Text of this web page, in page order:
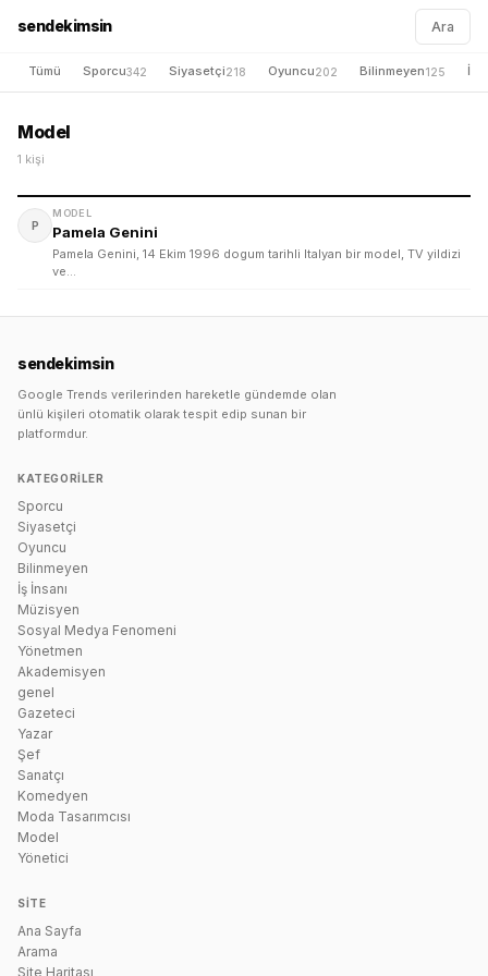
sendekimsin Ara
Tümü Sporcu342 Siyasetçi218 Oyuncu202 Bilinmeyen125 İş
Model
1 kişi
P
MODEL
Pamela Genini
Pamela Genini, 14 Ekim 1996 dogum tarihli Italyan bir model, TV yildizi
ve…
sendekimsin
Google Trends verilerinden hareketle gündemde olan
ünlü kişileri otomatik olarak tespit edip sunan bir
platformdur.
KATEGORILER
Sporcu
Siyasetçi
Oyuncu
Bilinmeyen
İş İnsanı
Müzisyen
Sosyal Medya Fenomeni
Yönetmen
Akademisyen
genel
Gazeteci
Yazar
Şef
Sanatçı
Komedyen
Moda Tasarımcısı
Model
Yönetici
SITE
Ana Sayfa
Arama
Site Haritası